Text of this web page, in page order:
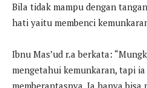
Bila tidak mampu dengan
hati yaitu membenci
Ibnu Mas’ud r.a berkata:
mengetahui kemunkaran, tapi